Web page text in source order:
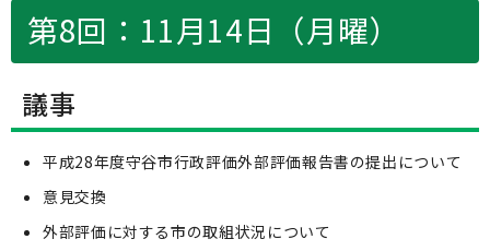
第8回：11月14日（月曜）
議事
平成28年度守谷市行政評価外部評価報告書の提出について
意見交換
外部評価に対する市の取組状況について